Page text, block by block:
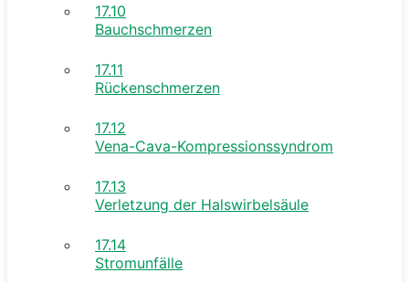
17.10
Bauchschmerzen
17.11
Rückenschmerzen
17.12
Vena-Cava-Kompressionssyndrom
17.13
Verletzung der Halswirbelsäule
17.14
Stromunfälle